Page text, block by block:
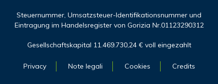
Steuernummer, Umsatzsteuer-Identifikationsnummer und
Eintragung im Handelsregister von Gorizia Nr.01123290312
Gesellschaftskapital 11.469.730,24 € voll eingezahlt
Privacy Note legali Cookies Credits